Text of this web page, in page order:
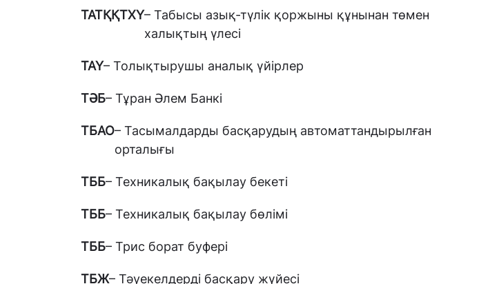
ТАТҚҚТХҮ– Табысы азық-түлік қоржыны құнынан төмен
халықтың үлесі
ТАҮ– Толықтырушы аналық үйірлер
ТӘБ– Тұран Әлем Банкі
ТБАО– Тасымалдарды басқарудың автоматтандырылған
орталығы
ТББ– Техникалық бақылау бекеті
ТББ– Техникалық бақылау бөлімі
ТББ– Трис борат буфері
ТБЖ– Тәуекелдерді басқару жүйесі